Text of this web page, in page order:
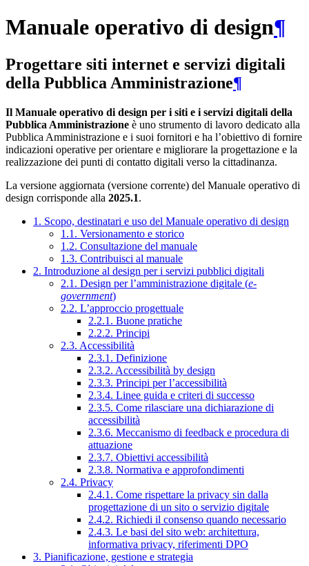
Manuale operativo di design¶
Progettare siti internet e servizi digitali
della Pubblica Amministrazione¶
Il Manuale operativo di design per i siti e i servizi digitali della
Pubblica Amministrazione è uno strumento di lavoro dedicato alla
Pubblica Amministrazione e i suoi fornitori e ha l’obiettivo di fornire
indicazioni operative per orientare e migliorare la progettazione e la
realizzazione dei punti di contatto digitali verso la cittadinanza.
La versione aggiornata (versione corrente) del Manuale operativo di
design corrisponde alla 2025.1.
1. Scopo, destinatari e uso del Manuale operativo di design
1.1. Versionamento e storico
1.2. Consultazione del manuale
1.3. Contribuisci al manuale
2. Introduzione al design per i servizi pubblici digitali
2.1. Design per l’amministrazione digitale (e-
government)
2.2. L’approccio progettuale
2.2.1. Buone pratiche
2.2.2. Principi
2.3. Accessibilità
2.3.1. Definizione
2.3.2. Accessibilità by design
2.3.3. Principi per l’accessibilità
2.3.4. Linee guida e criteri di successo
2.3.5. Come rilasciare una dichiarazione di
accessibilità
2.3.6. Meccanismo di feedback e procedura di
attuazione
2.3.7. Obiettivi accessibilità
2.3.8. Normativa e approfondimenti
2.4. Privacy
2.4.1. Come rispettare la privacy sin dalla
progettazione di un sito o servizio digitale
2.4.2. Richiedi il consenso quando necessario
2.4.3. Le basi del sito web: architettura,
informativa privacy, riferimenti DPO
3. Pianificazione, gestione e strategia